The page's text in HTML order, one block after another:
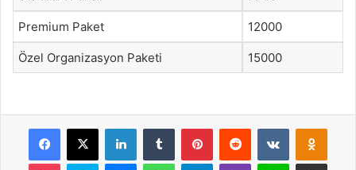
Premium Paket 12000
Özel Organizasyon Paketi 15000
Facebook
X LinkedInTumblr PinterestReddit VKontakte
Pocket Skype MessengerWhatsAppTelegramViber Line E-Posta ile